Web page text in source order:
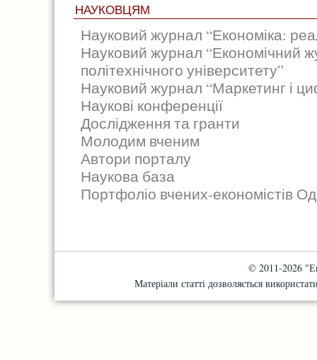
НАУКОВЦЯМ
Науковий журнал “Економіка:
Науковий журнал “Економічний
політехнічного університету”
Науковий журнал “Маркетинг і
Наукові конференції
Дослідження та гранти
Молодим вченим
Автори порталу
Наукова база
Портфоліо вчених-економістів
© 2011-2026
Матеріали статті дозволяється